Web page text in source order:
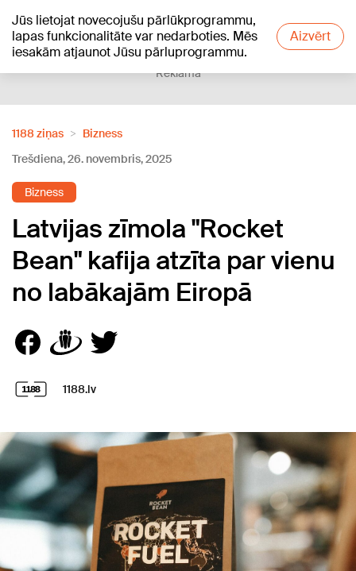
Jūs lietojat novecojušu pārlūkprogrammu,
lapas funkcionalitāte var nedarboties. Mēs
iesakām atjaunot Jūsu pārluprogrammu.
Aizvērt
+16°C
Reklāma
1188 ziņas
Bizness
Trešdiena, 26. novembris, 2025
Bizness
Latvijas zīmola "Rocket
Bean" kafija atzīta par vienu
no labākajām Eiropā
1188.lv